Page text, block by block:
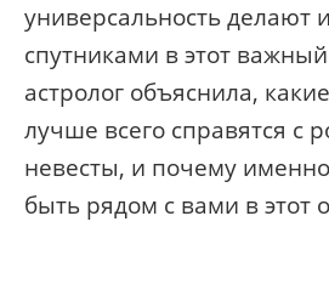
универсальность делают
спутниками в этот
астролог объяснила,
лучше всего справятся с
невесты, и почему
быть рядом с вами в этот